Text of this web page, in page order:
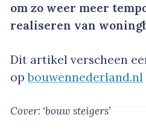
om zo weer meer
realiseren van
Dit artikel verscheen
opbouwennederland.nl
Cover: ‘bouw steigers’